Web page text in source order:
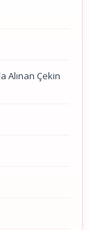
Alınan Çekin